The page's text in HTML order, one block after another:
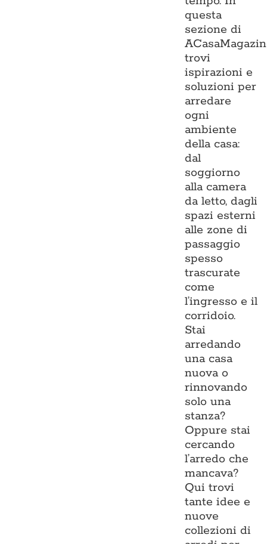
questa
sezione di
trovi
ispirazioni e
soluzioni per
arredare
ogni
ambiente
della casa:
dal
soggiorno
alla camera
da letto, dagli
spazi esterni
alle zone di
passaggio
spesso
trascurate
come
l’ingresso e il
corridoio.
Stai
arredando
una casa
nuova o
rinnovando
solo una
stanza?
Oppure stai
cercando
l’arredo che
mancava?
Qui trovi
tante idee e
nuove
collezioni di